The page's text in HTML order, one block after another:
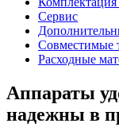
Сервис
Совместимые
Расходные
Аппараты
надежны в